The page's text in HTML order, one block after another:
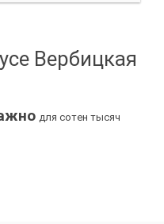
Вербицкая
для сотен тысяч